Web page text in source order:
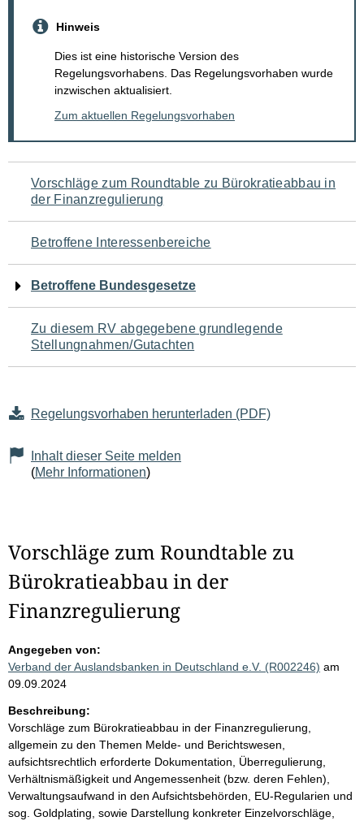
Hinweis
Dies ist eine historische Version des
Regelungsvorhabens. Das Regelungsvorhaben wurde
inzwischen aktualisiert.
Zum aktuellen Regelungsvorhaben
Navigation
für
den
Seiteninhalt
Vorschläge zum Roundtable zu Bürokratieabbau in
der Finanzregulierung
Betroffene Interessenbereiche
Betroffene Bundesgesetze
Zu diesem RV abgegebene grundlegende
Stellungnahmen/Gutachten
Regelungsvorhaben herunterladen (PDF)
Inhalt dieser Seite melden
(Mehr Informationen)
Vorschläge zum Roundtable zu
Bürokratieabbau in der
Finanzregulierung
Angegeben von:
Verband der Auslandsbanken in Deutschland e.V. (R002246) am
09.09.2024
Beschreibung:
Vorschläge zum Bürokratieabbau in der Finanzregulierung,
allgemein zu den Themen Melde- und Berichtswesen,
aufsichtsrechtlich erforderte Dokumentation, Überregulierung,
Verhältnismäßigkeit und Angemessenheit (bzw. deren Fehlen),
Verwaltungsaufwand in den Aufsichtsbehörden, EU-Regularien und
sog. Goldplating, sowie Darstellung konkreter Einzelvorschläge,